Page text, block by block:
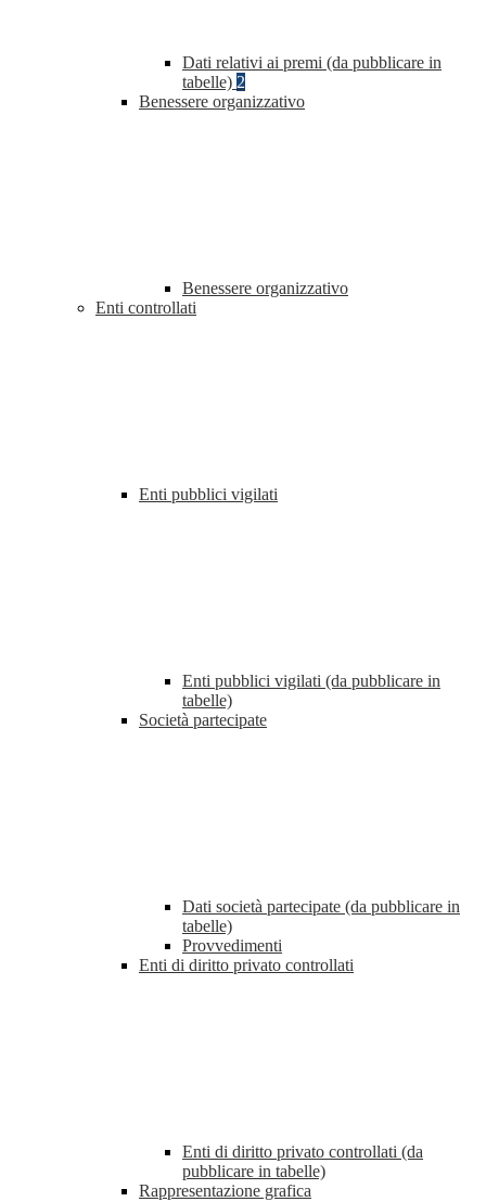
Dati relativi ai premi (da pubblicare in
tabelle) 2
Benessere organizzativo
Benessere organizzativo
Enti controllati
Enti pubblici vigilati
Enti pubblici vigilati (da pubblicare in
tabelle)
Società partecipate
Dati società partecipate (da pubblicare in
tabelle)
Provvedimenti
Enti di diritto privato controllati
Enti di diritto privato controllati (da
pubblicare in tabelle)
Rappresentazione grafica